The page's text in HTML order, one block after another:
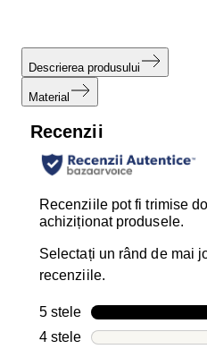
Descrierea produsului
Material
Recenzii
Recenziile pot fi trimise
achiziționat produsele.
Selectați un rând de mai
recenziile.
5 stele stele
4 stele stele